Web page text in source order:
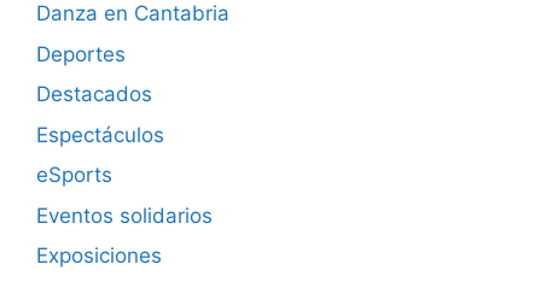
Danza en Cantabria
Deportes
Destacados
Espectáculos
eSports
Eventos solidarios
Exposiciones